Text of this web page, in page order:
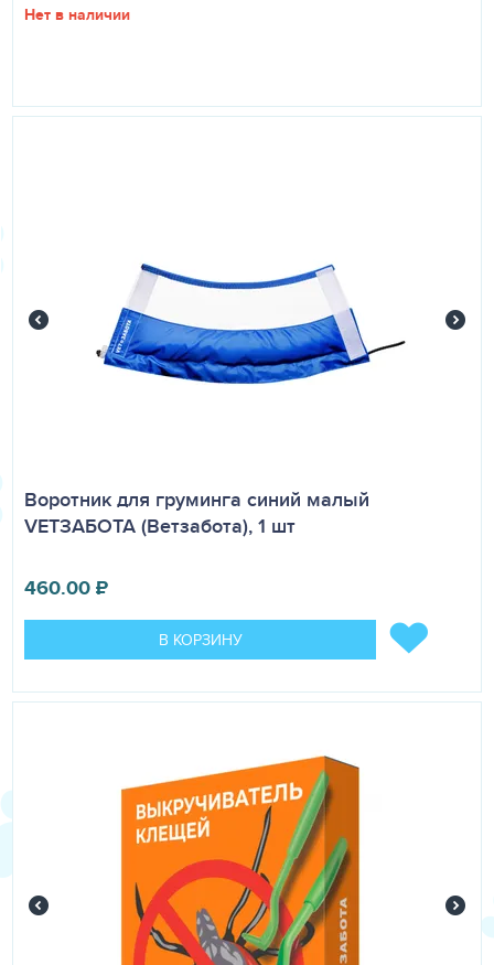
Нет в наличии
Воротник для груминга синий малый
VETЗАБОТА (Ветзабота), 1 шт
460.00₽
В КОРЗИНУ